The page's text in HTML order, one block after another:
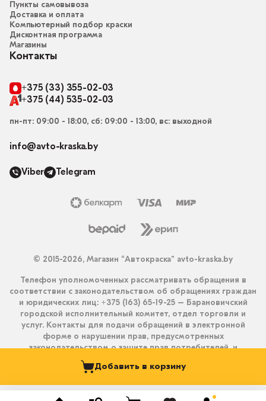
Добавить в корзину
Пункты самовывоза
Доставка и оплата
Компьютерный подбор краски
Дисконтная программа
Магазины
Контакты
+375 (33) 355-02-03
+375 (44) 535-02-03
пн-пт: 09:00 - 18:00, сб: 09:00 - 13:00, вс: выходной
info@avto-kraska.by
Viber Telegram
© 2015-2026, Магазин “Автокраска” avto-kraska.by
Телефон уполномоченных рассматривать обращения в
соответствии с законодательством об обращениях граждан
и юридических лиц: +375 (163) 65-19-25 – Барановичский
городской исполнительный комитет, отдел торговли и
услуг. Контакты для подачи обращений в электронной
форме о нарушении прав, предусмотренных
законодательством о защите прав потребителей, и
получения ответа на них: info@avto-kraska.by и
+375333550203 (Viber, Telegram).